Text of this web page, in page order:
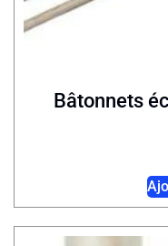
Bâtonnets